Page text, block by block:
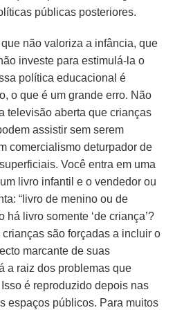
públicas posteriores.
não valoriza a infância, que
investe para estimulá-la o
política educacional é
o que é um grande erro. Não
televisão aberta que crianças
assistir sem serem
comercialismo deturpador de
Você entra em uma
livro infantil e o vendedor ou
“livro de menino ou de
há livro somente ‘de criança’?
são forçadas a incluir o
marcante de suas
a raiz dos problemas que
é reproduzido depois nas
espaços públicos. Para muitos